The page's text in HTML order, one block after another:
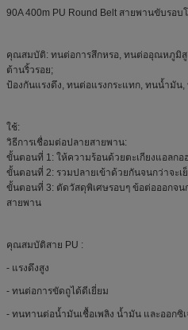
90A 400m PU Round Belt สายพานขับรอบ
คุณสมบัติ: ทนต่อการสึกหรอ, ทนต่ออุณหภูมิสู
ต้านริ้วรอย;
ป้องกันแรงดึง, ทนต่อแรงกระแทก, ทนน้ำมัน
ใช้:
วิธีการเชื่อมต่อปลายสายพาน:
ขั้นตอนที่ 1: ให้ความร้อนด้วยตะเกียงแอลก
ขั้นตอนที่ 2: รวมปลายเข้าด้วยกันจนกว่าจะเ
ขั้นตอนที่ 3: ตัดวัสดุพิเศษรอบๆ ข้อต่อออกจน
สายพาน
คุณสมบัติสาย PU :
- แรงดึงสูง
- ทนต่อการขัดถูได้ดีเยี่ยม
- ทนทานต่อน้ำมันเชื้อเพลิง น้ำมัน และออกซิ